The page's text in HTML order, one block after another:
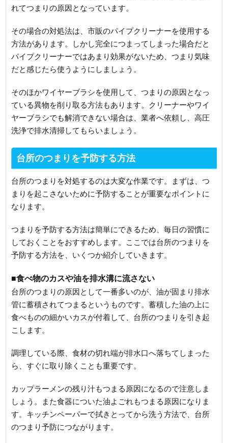
れてつまりの原因となっています。
その場合の対処法は、市販のパイプクリーナーを使用する
方法があります。しかし完全につまってしまった場合だと
パイプクリーナーではあまり効果がないため、つまり気味
だと感じたら使うようにしましょう。
そのほかワイヤーブラシを使用して、つまりの原因となっ
ている異物を削り取る方法もあります。クリーナーやワイ
ヤーブラシでも解消できない場合は、業者へ依頼し、高圧
洗浄で排水清掃してもらいましょう。
台所のつまりを予防する方法
台所のつまりを対処するのは大変な作業です。まずは、つ
まりを起こさないために予防することが重要なポイントに
なります。
つまりを予防する方法は簡単にできるため、毎日の習慣に
しておくことをおすすめします。ここでは台所のつまりを
予防する方法を、いくつか紹介していきます。
■食べ物のカスや油を排水溝に流さない
台所のつまりの原因として一番多いのが、油が固まり排水
管に蓄積されてつまるというものです。蓄積した油の上に
食べものの細かいカスが付着して、台所のつまりを引き起
こします。
調理している際、食材の切れ端が排水口へ落ちてしまった
ら、すぐに取り除くことも重要です。
カップラーメンの残り汁もつまる原因になるので注意しま
しょう。また食器についた油よごれもつまる原因になりま
す。キッチンペーパーで拭きとってから洗う方法で、台所
のつまり予防につながります。